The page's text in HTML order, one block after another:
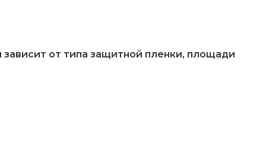
от типа защитной пленки, площади